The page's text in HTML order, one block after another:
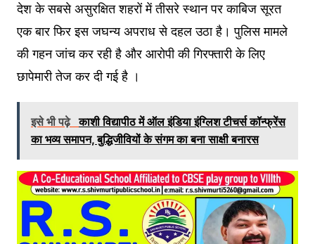
देश के सबसे असुरक्षित शहरों में तीसरे स्थान पर काबिज सूरत
एक बार फिर इस जघन्य अपराध से दहल उठा है। पुलिस मामले
की गहन जांच कर रही है और आरोपी की गिरफ्तारी के लिए
छापेमारी तेज कर दी गई है ।
इसे भी पढ़े काशी विद्यापीठ में ऑल इंडिया इंग्लिश टीचर्स कॉन्फ्रेंस
का भव्य समापन, बुद्धिजीवियों के संगम का बना साक्षी बनारस